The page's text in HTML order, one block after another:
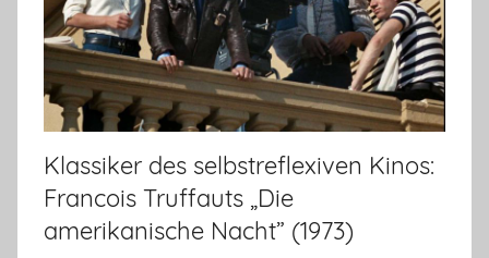
Klassiker des selbstreflexiven Kinos:
Francois Truffauts „Die
amerikanische Nacht” (1973)